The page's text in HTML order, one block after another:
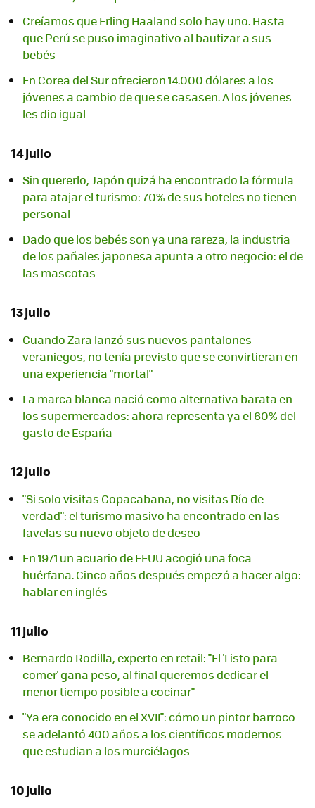
Creíamos que Erling Haaland solo hay uno. Hasta
que Perú se puso imaginativo al bautizar a sus
bebés
En Corea del Sur ofrecieron 14.000 dólares a los
jóvenes a cambio de que se casasen. A los jóvenes
les dio igual
14 julio
Sin quererlo, Japón quizá ha encontrado la fórmula
para atajar el turismo: 70% de sus hoteles no tienen
personal
Dado que los bebés son ya una rareza, la industria
de los pañales japonesa apunta a otro negocio: el de
las mascotas
13 julio
Cuando Zara lanzó sus nuevos pantalones
veraniegos, no tenía previsto que se convirtieran en
una experiencia "mortal"
La marca blanca nació como alternativa barata en
los supermercados: ahora representa ya el 60% del
gasto de España
12 julio
"Si solo visitas Copacabana, no visitas Río de
verdad": el turismo masivo ha encontrado en las
favelas su nuevo objeto de deseo
En 1971 un acuario de EEUU acogió una foca
huérfana. Cinco años después empezó a hacer algo:
hablar en inglés
11 julio
Bernardo Rodilla, experto en retail: "El 'Listo para
comer' gana peso, al final queremos dedicar el
menor tiempo posible a cocinar"
"Ya era conocido en el XVII": cómo un pintor barroco
se adelantó 400 años a los científicos modernos
que estudian a los murciélagos
10 julio